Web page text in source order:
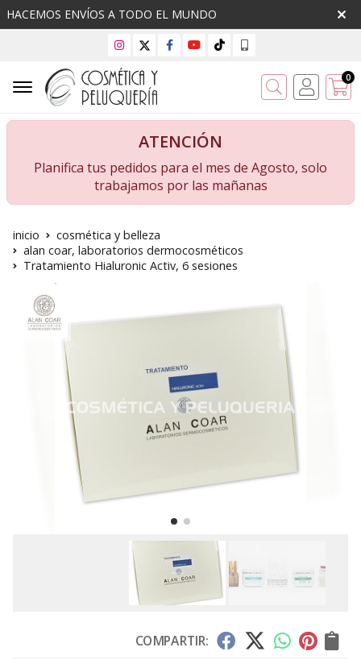
HACEMOS ENVÍOS A TODO EL MUNDO
Buscar 0
ATENCIÓN
Planifica tus pedidos para el mes de Agosto, solo
trabajamos por las mañanas
inicio
cosmética y belleza
alan coar, laboratorios dermocosméticos
Tratamiento Hialuronic Activ, 6 sesiones
COMPARTIR: